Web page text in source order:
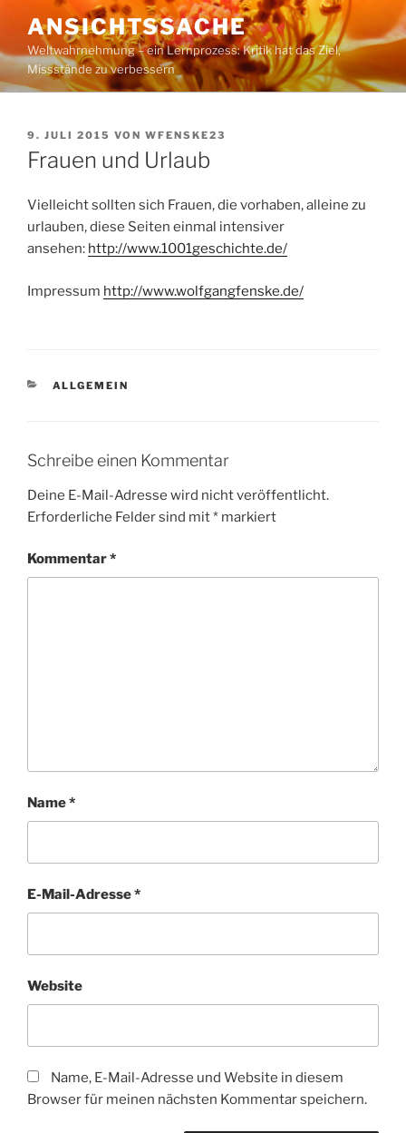
Inhalt
springen
ANSICHTSSACHE
Weltwahrnehmung – ein Lernprozess: Kritik hat das Ziel,
Missstände zu verbessern
VERÖFFENTLICHT
AM
9. JULI 2015 VON WFENSKE23
Frauen und Urlaub
Vielleicht sollten sich Frauen, die vorhaben, alleine zu
urlauben, diese Seiten einmal intensiver
ansehen: http://www.1001geschichte.de/
Impressum http://www.wolfgangfenske.de/
KATEGORIEN
ALLGEMEIN
Schreibe einen Kommentar
Deine E-Mail-Adresse wird nicht veröffentlicht.
Erforderliche Felder sind mit* markiert
Kommentar*
Name*
E-Mail-Adresse*
Website
Name, E-Mail-Adresse und Website in diesem
Browser für meinen nächsten Kommentar speichern.